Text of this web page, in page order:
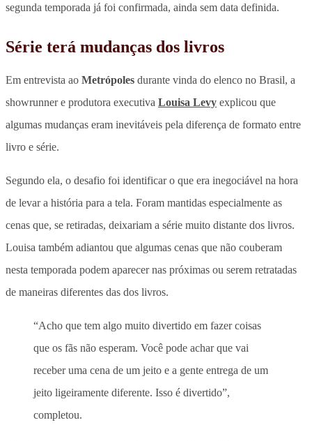
segunda temporada já foi confirmada, ainda sem data definida.
Série terá mudanças dos livros
Em entrevista ao Metrópoles durante vinda do elenco no Brasil, a
showrunner e produtora executiva Louisa Levy explicou que
algumas mudanças eram inevitáveis pela diferença de formato entre
livro e série.
Segundo ela, o desafio foi identificar o que era inegociável na hora
de levar a história para a tela. Foram mantidas especialmente as
cenas que, se retiradas, deixariam a série muito distante dos livros.
Louisa também adiantou que algumas cenas que não couberam
nesta temporada podem aparecer nas próximas ou serem retratadas
de maneiras diferentes das dos livros.
“Acho que tem algo muito divertido em fazer coisas
que os fãs não esperam. Você pode achar que vai
receber uma cena de um jeito e a gente entrega de um
jeito ligeiramente diferente. Isso é divertido”,
completou.